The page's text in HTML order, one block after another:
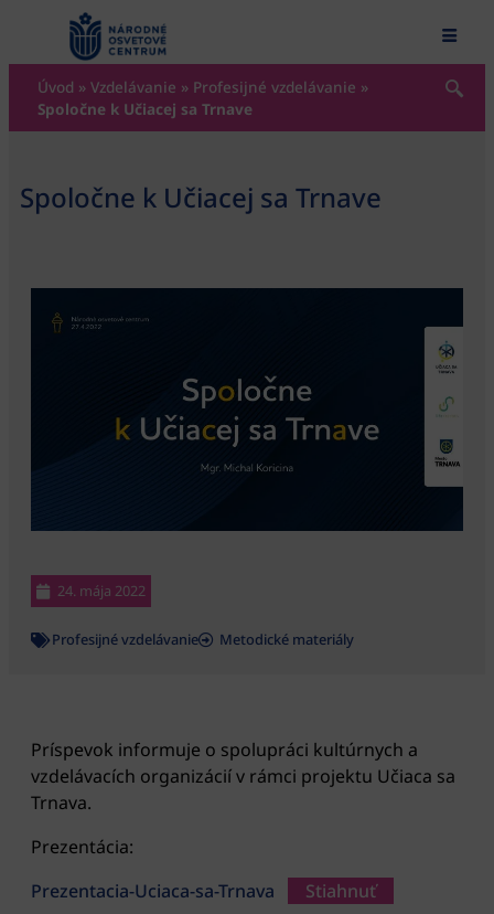
content
Úvod » Vzdelávanie » Profesijné vzdelávanie »
Spoločne k Učiacej sa Trnave
Spoločne k Učiacej sa Trnave
24. mája 2022
Profesijné vzdelávanie Metodické materiály
Príspevok informuje o spolupráci kultúrnych a
vzdelávacích organizácií v rámci projektu Učiaca sa
Trnava.
Prezentácia:
Prezentacia-Uciaca-sa-Trnava
Stiahnuť